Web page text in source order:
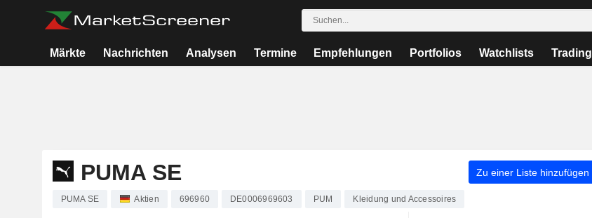
Märkte Nachrichten Analysen Termine Empfehlungen Portfolios Watchlists Trading
PUMA SE Zu einer Liste hinzufügen
PUMA SE Aktien 696960 DE0006969603 PUM Kleidung und Accessoires